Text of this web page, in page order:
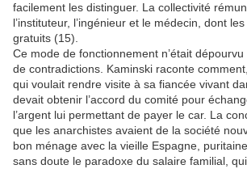
facilement les distinguer. La collectivité
l’instituteur, l’ingénieur et le médecin, dont
gratuits (15).
Ce mode de fonctionnement n’était
de contradictions. Kaminski raconte
qui voulait rendre visite à sa fiancée vivant
devait obtenir l’accord du comité pour
l’argent lui permettant de payer le car. La
que les anarchistes avaient de la société
bon ménage avec la vieille Espagne,
sans doute le paradoxe du salaire familial,